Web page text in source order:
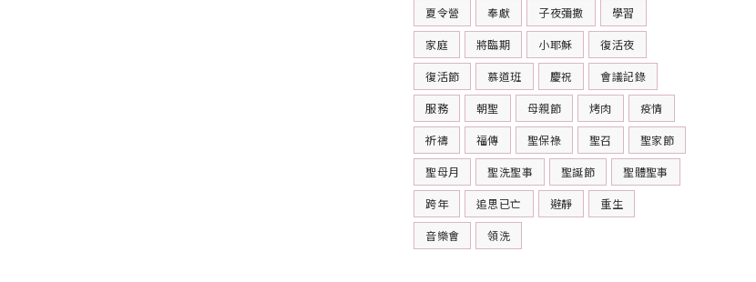
夏令營 奉獻 子夜彌撒 學習
家庭 將臨期 小耶穌 復活夜
復活節 慕道班 慶祝 會議記錄
服務 朝聖 母親節 烤肉 疫情
祈禱 福傳 聖保祿 聖召 聖家節
聖母月 聖洗聖事 聖誕節 聖體聖事
跨年 追思已亡 避靜 重生
音樂會 領洗